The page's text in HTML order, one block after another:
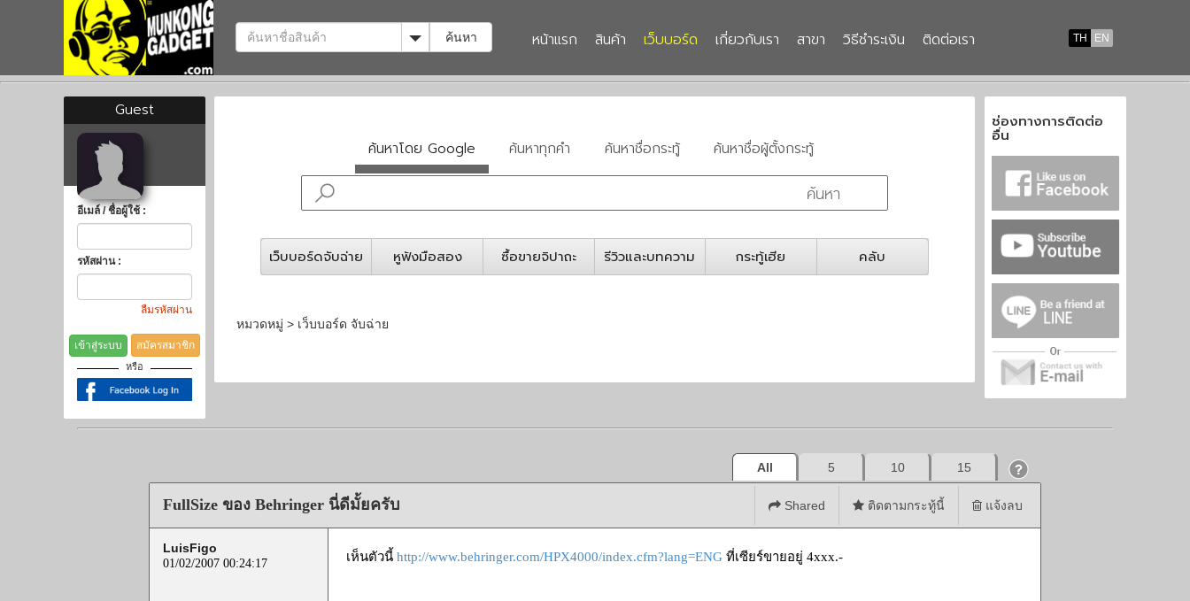
Toggle Dropdown
ค้นหา TH EN
หน้าแรก สินค้า เว็บบอร์ด เกี่ยวกับเรา สาขา วิธีชำระเงิน ติดต่อเรา
Guest
อีเมล์ / ชื่อผู้ใช้ :
รหัสผ่าน :
ลืมรหัสผ่าน
เข้าสู่ระบบ สมัครสมาชิก
หรือ
ค้นหาโดย Google ค้นหาทุกคำ ค้นหาชื่อกระทู้ ค้นหาชื่อผู้ตั้งกระทู้
เว็บบอร์ดจับฉ่าย หูฟังมือสอง ซื้อขายจิปาถะ รีวิวและบทความ กระทู้เฮีย คลับ
หมวดหมู่ > เว็บบอร์ด จับฉ่าย
ช่องทางการติดต่อ
อื่น
All 5 10 15
FullSize ของ Behringer นี่ดีมั้ยครับ Shared ติดตามกระทู้นี้ แจ้งลบ
LuisFigo
01/02/2007 00:24:17 เห็นตัวนี้http://www.behringer.com/HPX4000/index.cfm?lang=ENG ที่เซียร์ขายอยู่ 4xxx.-